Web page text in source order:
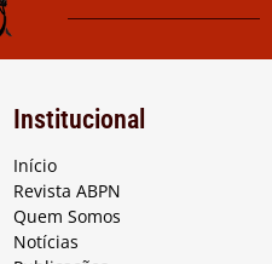
Institucional
Início
Revista ABPN
Quem Somos
Notícias